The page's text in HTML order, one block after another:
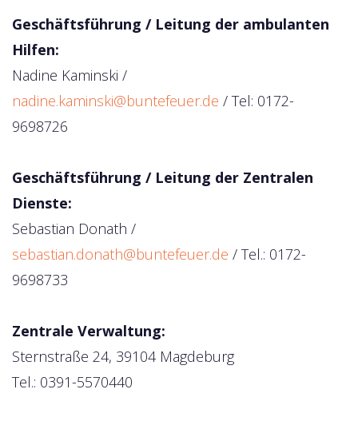
Geschäftsführung / Leitung der ambulanten
Hilfen:
Nadine Kaminski /
nadine.kaminski@buntefeuer.de / Tel: 0172-
9698726
Geschäftsführung / Leitung der Zentralen
Dienste:
Sebastian Donath /
sebastian.donath@buntefeuer.de / Tel.: 0172-
9698733
Zentrale Verwaltung:
Sternstraße 24, 39104 Magdeburg
Tel.: 0391-5570440